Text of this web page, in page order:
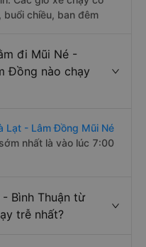
chiều, ban đêm
đi Mũi Né -
Đồng nào chạy
Lạt - Lâm Đồng Mũi Né
nhất là vào lúc 7:00
Bình Thuận từ
trễ nhất?